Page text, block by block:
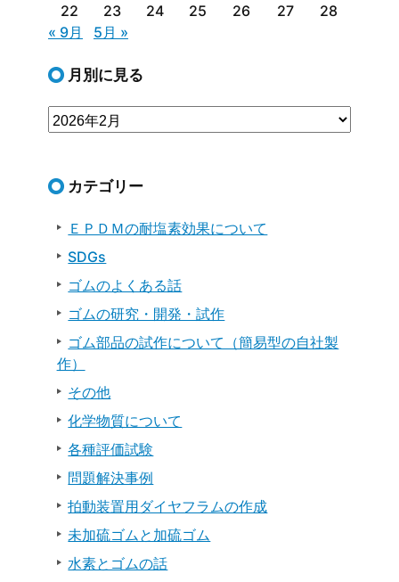
22
23 24 25 26 27
28
« 9月
5月 »
月別に見る
カテゴリー
ＥＰＤＭの耐塩素効果について
SDGs
ゴムのよくある話
ゴムの研究・開発・試作
ゴム部品の試作について（簡易型の自社製
作）
その他
化学物質について
各種評価試験
問題解決事例
拍動装置用ダイヤフラムの作成
未加硫ゴムと加硫ゴム
水素とゴムの話